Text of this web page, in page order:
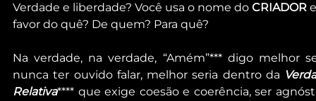
Verdade e liberdade? Você usa o nome do CRIADOR
favor do quê? De quem? Para quê?
Na verdade, na verdade, “Amém”*** digo melhor
nunca ter ouvido falar, melhor seria dentro da
Relativa**** que exige coesão e coerência, ser